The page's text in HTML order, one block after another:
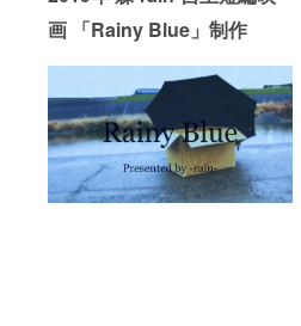
画 「Rainy Blue」制作